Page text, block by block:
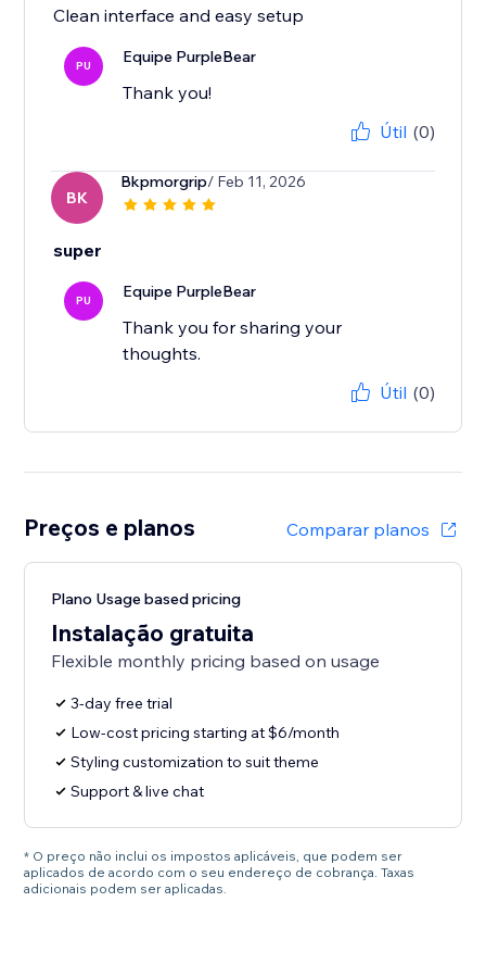
Clean interface and easy setup
PU Equipe PurpleBear
Thank you!
Útil (0)
BK
Bkpmorgrip/ Feb 11, 2026
super
PU Equipe PurpleBear
Thank you for sharing your
thoughts.
Útil (0)
Preços e planos Comparar planos
Plano Usage based pricing
Instalação gratuita
Flexible monthly pricing based on usage
3-day free trial
Low-cost pricing starting at $6/month
Styling customization to suit theme
Support & live chat
* O preço não inclui os impostos aplicáveis, que podem ser
aplicados de acordo com o seu endereço de cobrança. Taxas
adicionais podem ser aplicadas.